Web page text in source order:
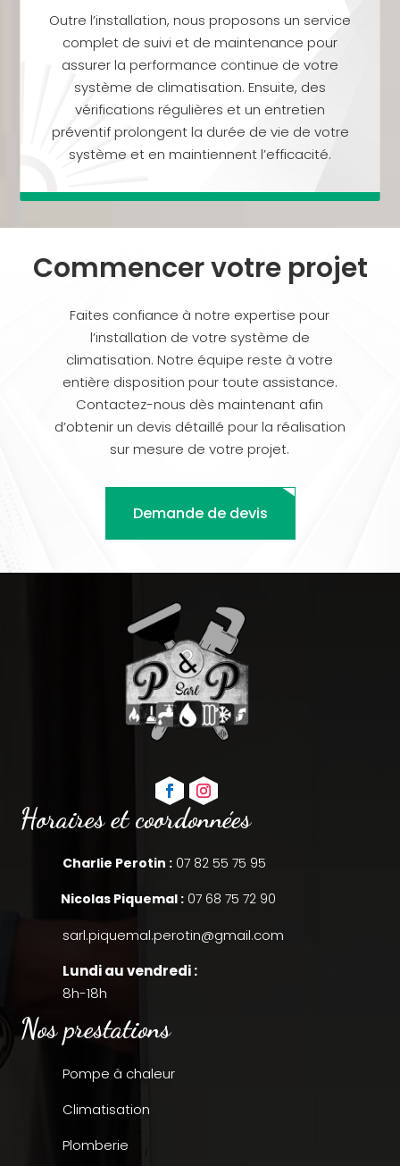
Outre l’installation, nous proposons un service
complet de suivi et de maintenance pour
assurer la performance continue de votre
système de climatisation. Ensuite, des
vérifications régulières et un entretien
préventif prolongent la durée de vie de votre
système et en maintiennent l’efficacité.
Commencer votre projet
Faites confiance à notre expertise pour
l’installation de votre système de
climatisation. Notre équipe reste à votre
entière disposition pour toute assistance.
Contactez-nous dès maintenant afin
d’obtenir un devis détaillé pour la réalisation
sur mesure de votre projet.
Demande de devis
Horaires et coordonnées
Charlie Perotin : 07 82 55 75 95
Nicolas Piquemal : 07 68 75 72 90
sarl.piquemal.perotin@gmail.com
Lundi au vendredi :
8h-18h
Nos prestations
Pompe à chaleur
Climatisation
Plomberie